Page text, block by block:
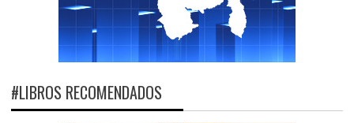
#LIBROS RECOMENDADOS